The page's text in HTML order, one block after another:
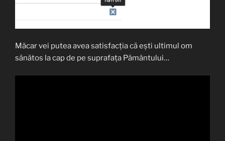
Măcar vei putea avea satisfacția că ești ultimul om
sănătos la cap de pe suprafața Pământului…